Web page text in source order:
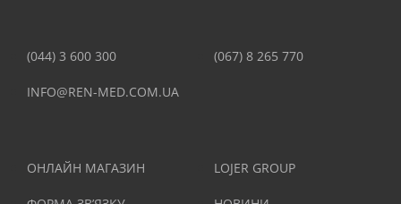
(044) 3 600 300 (067) 8 265 770
INFO@REN-MED.COM.UA
ОНЛАЙН МАГАЗИН LOJER GROUP